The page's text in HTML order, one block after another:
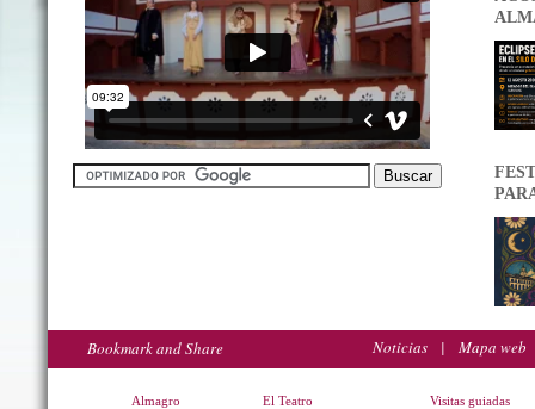
Noticias | Mapa web
Almagro El Teatro Visitas guiadas